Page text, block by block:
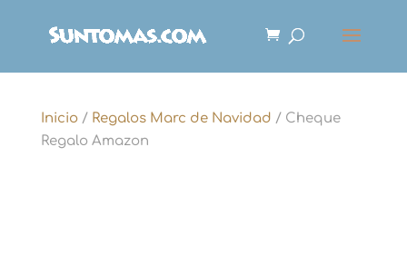
Inicio/ Regalos Marc de Navidad / Cheque
Regalo Amazon